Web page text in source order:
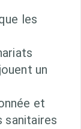
les
un
et
sanitaires